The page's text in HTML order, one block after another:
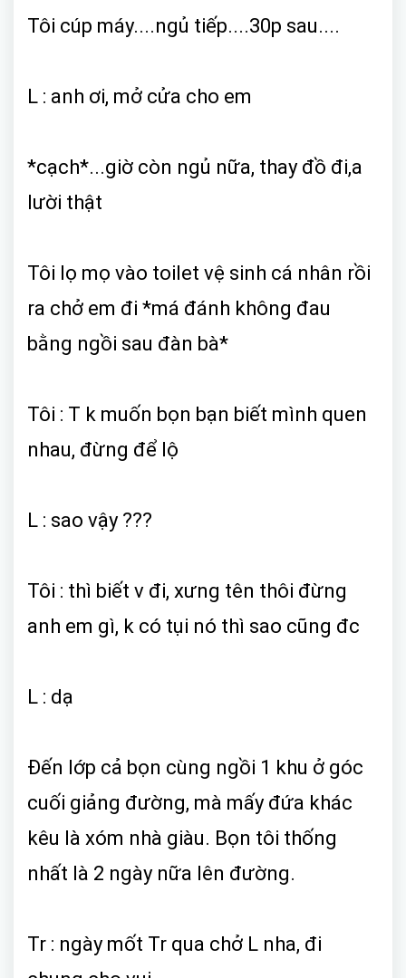
Tôi cúp máy....ngủ tiếp....30p sau....
L : anh ơi, mở cửa cho em
*cạch*...giờ còn ngủ nữa, thay đồ đi,a
lười thật
Tôi lọ mọ vào toilet vệ sinh cá nhân rồi
ra chở em đi *má đánh không đau
bằng ngồi sau đàn bà*
Tôi : T k muốn bọn bạn biết mình quen
nhau, đừng để lộ
L : sao vậy ???
Tôi : thì biết v đi, xưng tên thôi đừng
anh em gì, k có tụi nó thì sao cũng đc
L : dạ
Đến lớp cả bọn cùng ngồi 1 khu ở góc
cuối giảng đường, mà mấy đứa khác
kêu là xóm nhà giàu. Bọn tôi thống
nhất là 2 ngày nữa lên đường.
Tr : ngày mốt Tr qua chở L nha, đi